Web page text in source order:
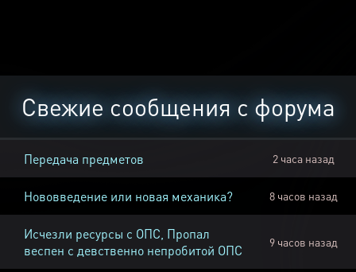
Свежие сообщения с форума
Передача предметов 2 часа назад
Нововведение или новая механика? 8 часов назад
Исчезли ресурсы с ОПС, Пропал
веспен с девственно непробитой ОПС
9 часов назад